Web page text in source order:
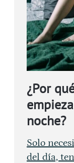
¿Por
noche?
Solo
del día,